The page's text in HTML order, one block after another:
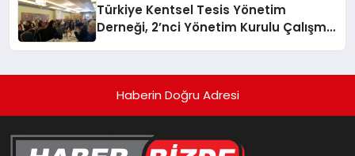
Türkiye Kentsel Tesis Yönetim
Derneği, 2’nci Yönetim Kurulu Çalışma
Haberin Doğru Adresi